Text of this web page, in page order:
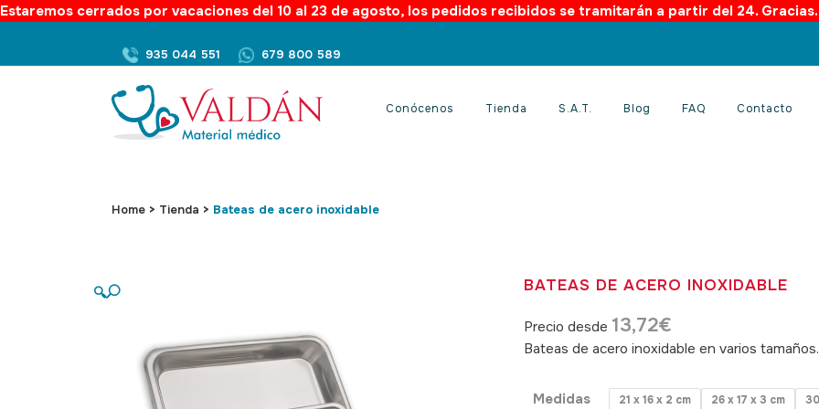
Estaremos cerrados por vacaciones del 10 al 23 de agosto, los pedidos recibidos se tramitarán a partir del 24. Gracias.
935 044 551 679 800 589
Conócenos Tienda S.A.T. Blog FAQ Contacto
Home > Tienda > Bateas de acero inoxidable
🔍 BATEAS DE ACERO INOXIDABLE
Precio desde 13,72€
Bateas de acero inoxidable en varios tamaños.
Medidas 21 x 16 x 2 cm 26 x 17 x 3 cm